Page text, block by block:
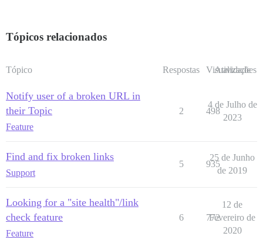
Tópicos relacionados
Tópico Respostas Visualizações
Atividade
Notify user of a broken URL in
their Topic
Feature
2 498
4 de Julho de
2023
Find and fix broken links
Support
5 935
25 de Junho
de 2019
Looking for a "site health"/link
check feature
Feature
6 772
12 de
Fevereiro de
2020